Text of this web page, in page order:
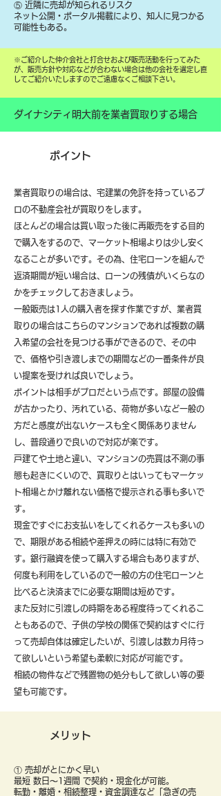
⑤ 近隣に売却が知られるリスク
ネット公開・ポータル掲載により、知人に見つかる
可能性もある。
​※ご紹介した仲介会社と打合せおよび販売活動を行ってみた
が、販売方針や対応などが合わない場合は他の会社を選定し直
してご紹介いたしますのでご遠慮なくご相談下さい。
ダイナシティ明大前を業者買取りする場合
ポイント
業者買取りの場合は、宅建業の免許を持っているプ
ロの不動産会社が買取りをします。
ほとんどの場合は買い取った後に再販売をする目的
で購入をするので、マーケット相場よりは少し安く
なることが多いです。その為、住宅ローンを組んで
返済期間が短い場合は、ローンの残債がいくらなの
かをチェックしておきましょう。
一般販売は1人の購入者を探す作業ですが、業者買
取りの場合はこちらのマンションであれば複数の購
入希望の会社を見つける事ができるので、その中
で、価格や引き渡しまでの期間などの一番条件が良
い提案を受ければ良いでしょう。
ポイントは相手がプロだという点です。部屋の設備
が古かったり、汚れている、荷物が多いなど一般の
方だと感度が出ないケースも全く関係ありません
し、普段通りで良いので対応が楽です。
戸建てや土地と違い、マンションの売買は不測の事
態も起きにくいので、買取りとはいってもマーケッ
ト相場とかけ離れない価格で提示される事も多いで
す。
現金ですぐにお支払いをしてくれるケースも多いの
で、期限がある相続や差押えの時には特に有効で
す。銀行融資を使って購入する場合もありますが、
何度も利用をしているので一般の方の住宅ローンと
比べると決済までに必要な期間は短めです。
また反対に引渡しの時期をある程度待ってくれるこ
ともあるので、子供の学校の関係で契約はすぐに行
って売却自体は確定したいが、引渡しは数カ月待っ
て欲しいという希望も柔軟に対応が可能です。
​相続の物件などで残置物の処分もして欲しい等の要
望も可能です。
メリット
① 売却がとにかく早い
最短 数日〜1週間 で契約・現金化が可能。
転勤・離婚・相続整理・資金調達など「急ぎの売